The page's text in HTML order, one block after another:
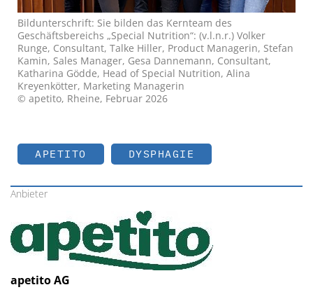
Bildunterschrift: Sie bilden das Kernteam des
Geschäftsbereichs „Special Nutrition“: (v.l.n.r.) Volker
Runge, Consultant, Talke Hiller, Product Managerin, Stefan
Kamin, Sales Manager, Gesa Dannemann, Consultant,
Katharina Gödde, Head of Special Nutrition, Alina
Kreyenkötter, Marketing Managerin
© apetito, Rheine, Februar 2026
APETITO DYSPHAGIE
Anbieter
apetito AG